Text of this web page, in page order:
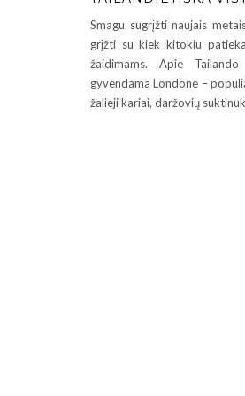
Smagu sugrįžti naujais
grįžti su kiek kitokiu
žaidimams. Apie
gyvendama Londone –
žalieji kariai, daržovių